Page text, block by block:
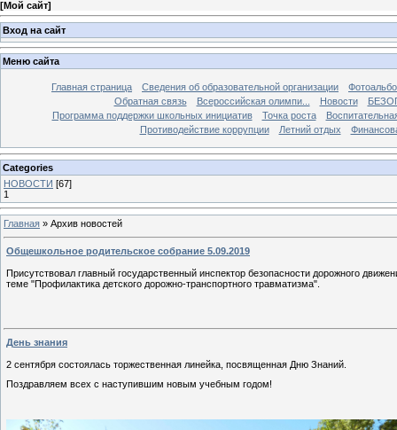
[Мой сайт]
Вход на сайт
Меню сайта
Главная страница Сведения об образовательной организации
Обратная связь
Всероссийская олимпи... Новости
Программа поддержки школьных инициатив
Точка роста
Противодействие коррупции
Летний отдых
Categories
НОВОСТИ [67]
1
Главная » Архив новостей
Общешкольное родительское собрание 5.09.2019
Присутствовал главный государственный инспектор безопасности дорожного
теме "Профилактика детского дорожно-транспортного травматизма".
День знания
2 сентября состоялась торжественная линейка, посвященная Дню Знаний.
Поздравляем всех с наступившим новым учебным годом!